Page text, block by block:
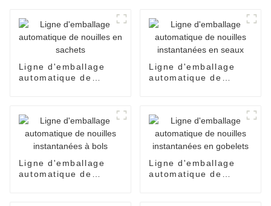
Ligne d'emballage
automatique de
Ligne d'emballage
automatique de
Ligne d'emballage
automatique de
Ligne d'emballage
automatique de